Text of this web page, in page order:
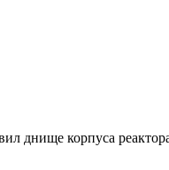
днище корпуса